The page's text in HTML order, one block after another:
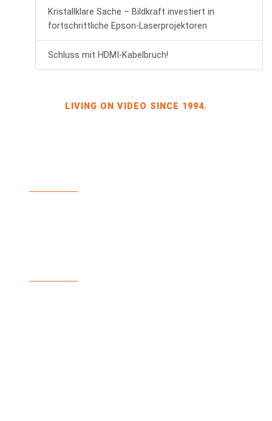
Kristallklare Sache – Bildkraft investiert in
fortschrittliche Epson-Laserprojektoren
Schluss mit HDMI-Kabelbruch!
LIVING ON VIDEO SINCE 1994.